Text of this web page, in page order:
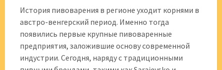
История пивоварения в регионе уходит корнями в
австро-венгерский период. Именно тогда
появились первые крупные пивоваренные
предприятия, заложившие основу современной
индустрии. Сегодня, наряду с традиционными